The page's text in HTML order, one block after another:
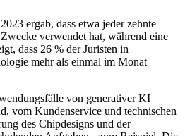
ergab, dass etwa jeder zehnte
verwendet hat, während eine
dass 26 % der Juristen in
mehr als einmal im Monat
von generativer KI
vom Kundenservice und technischen
des Chipdesigns und der